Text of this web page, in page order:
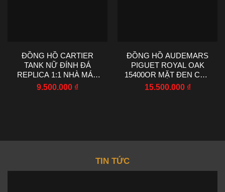
ĐỒNG HỒ CARTIER
TANK NỮ ĐÍNH ĐÁ
REPLICA 1:1 NHÀ MÁY
AF 22X29MM
9.500.000 ₫
ĐỒNG HỒ AUDEMARS
PIGUET ROYAL OAK
15400OR MẶT ĐEN CHẾ
TÁC NHÀ MÁY IP 41MM
15.500.000 ₫
TIN TỨC